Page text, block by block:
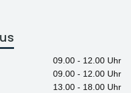
09.00 - 12.00 Uhr
09.00 - 12.00 Uhr
13.00 - 18.00 Uhr